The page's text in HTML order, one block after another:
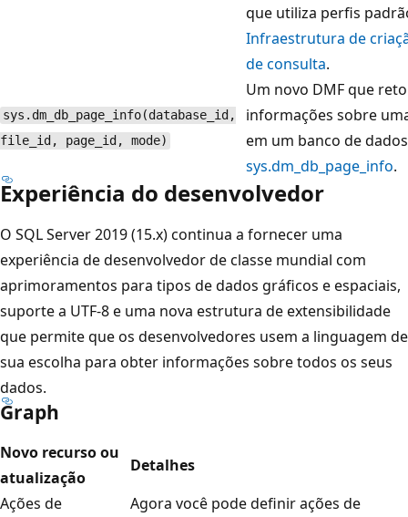
que utiliza perfis
Infraestrutura de
de consulta.
sys.dm_db_page_info(database_id,
file_id, page_id, mode)
Um novo DMF que
informações sobre
em um banco de
sys.dm_db_page_info.
Experiência do desenvolvedor
O SQL Server 2019 (15.x) continua a fornecer uma
experiência de desenvolvedor de classe mundial com
aprimoramentos para tipos de dados gráficos e espaciais,
suporte a UTF-8 e uma nova estrutura de extensibilidade
que permite que os desenvolvedores usem a linguagem de
sua escolha para obter informações sobre todos os seus
dados.
Graph
Novo recurso ou
atualização
Detalhes
Ações de
Agora você pode definir ações de